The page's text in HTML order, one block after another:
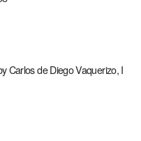
Carlos de Diego Vaquerizo, I